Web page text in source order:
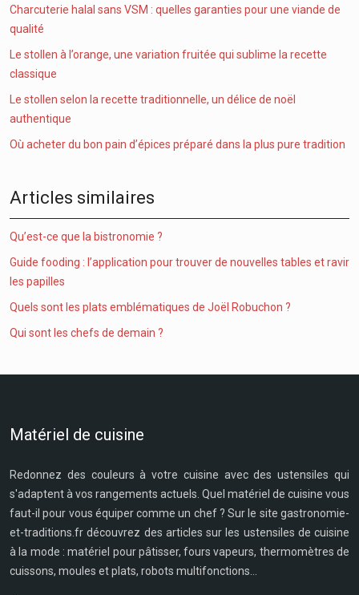
Charcuterie halal sans VSM : quelles garanties pour une viande de
qualité
Le stollen à l’orange, une variation fruitée qui sublime la recette
classique
Le stollen selon la recette traditionnelle, un délice de noël
authentique
Où acheter du bon pain d’épices préparé dans la plus pure tradition
Articles similaires
Qu’est-ce que la bistronomie ?
Guide fooding : l’application pour trouver de nouvelles tables et ravir
les papilles
Quels sont les plats emblématiques de Joël Robuchon ?
Qui sont les chefs de demain ?
Matériel de cuisine
Redonnez des couleurs à votre cuisine avec des ustensiles qui
s'adaptent à vos rangements actuels. Quel matériel de cuisine vous
faut-il pour vous équiper comme un chef ? Sur le site gastronomie-
et-traditions.fr découvrez des articles sur les ustensiles de cuisine
à la mode : matériel pour pâtisser, fours vapeurs, thermomètres de
cuissons, moules et plats, robots multifonctions...